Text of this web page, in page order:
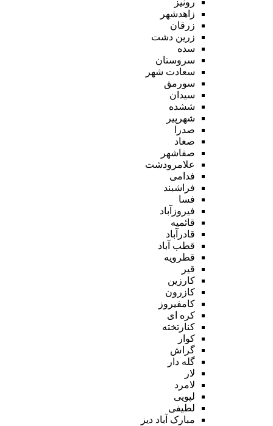
زاهدشهر
زرقان
زرین دشت
سده
سروستان
سعادت شهر
سورمق
سیدان
ششده
شهرپیر
صدرا
صغاد
صفاشهر
علامرودشت
فدامی
فراشبند
فسا
فیروزآباد
قائمیه
قادرآباد
قطب آباد
قطرویه
قیر
کارزین
کازرون
کامفیروز
کره ای
کنارتخته
کوار
گراش
گله دار
لار
لامرد
لپویی
لطیفی
مبارک آباد دیز